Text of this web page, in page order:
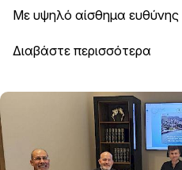
Με υψηλό αίσθημα ευθύνης
Διαβάστε περισσότερα